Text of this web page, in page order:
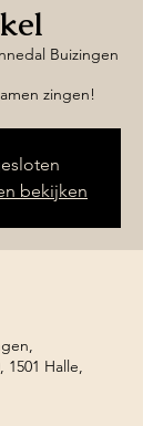
Buizingen
zingen!
bekijken
Halle,